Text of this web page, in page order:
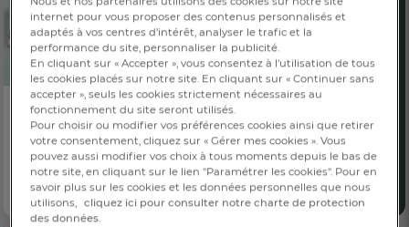
Set nomade
Petit chat
Dès79,00 €
Vendu par lot de 4 pièces
internet pour vous proposer des contenus personnalisés et
adaptés à vos centres d’intérêt, analyser le trafic et la
performance du site, personnaliser la publicité.
En cliquant sur « Accepter », vous consentez à l'utilisation de tous
les cookies placés sur notre site. En cliquant sur « Continuer sans
accepter », seuls les cookies strictement nécessaires au
fonctionnement du site seront utilisés.
Pour choisir ou modifier vos préférences cookies ainsi que retirer
votre consentement, cliquez sur « Gérer mes cookies ». Vous
pouvez aussi modifier vos choix à tous moments depuis le bas de
notre site, en cliquant sur le lien "Paramétrer les cookies". Pour en
savoir plus sur les cookies et les données personnelles que nous
utilisons, cliquez ici pour consulter notre charte de protection
des données.